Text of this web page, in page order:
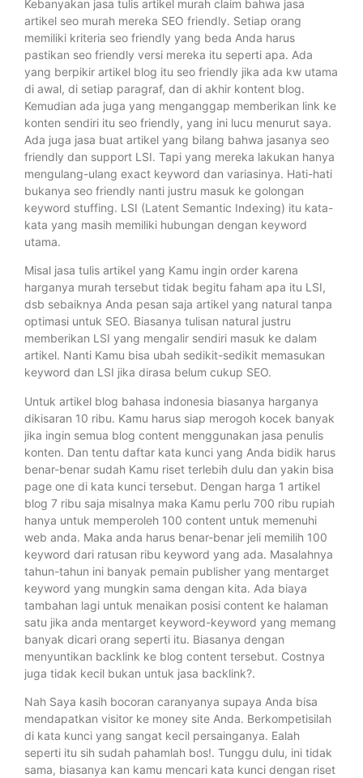
Kebanyakan jasa tulis artikel murah claim bahwa jasa
artikel seo murah mereka SEO friendly. Setiap orang
memiliki kriteria seo friendly yang beda Anda harus
pastikan seo friendly versi mereka itu seperti apa. Ada
yang berpikir artikel blog itu seo friendly jika ada kw utama
di awal, di setiap paragraf, dan di akhir kontent blog.
Kemudian ada juga yang menganggap memberikan link ke
konten sendiri itu seo friendly, yang ini lucu menurut saya.
Ada juga jasa buat artikel yang bilang bahwa jasanya seo
friendly dan support LSI. Tapi yang mereka lakukan hanya
mengulang-ulang exact keyword dan variasinya. Hati-hati
bukanya seo friendly nanti justru masuk ke golongan
keyword stuffing. LSI (Latent Semantic Indexing) itu kata-
kata yang masih memiliki hubungan dengan keyword
utama.
Misal jasa tulis artikel yang Kamu ingin order karena
harganya murah tersebut tidak begitu faham apa itu LSI,
dsb sebaiknya Anda pesan saja artikel yang natural tanpa
optimasi untuk SEO. Biasanya tulisan natural justru
memberikan LSI yang mengalir sendiri masuk ke dalam
artikel. Nanti Kamu bisa ubah sedikit-sedikit memasukan
keyword dan LSI jika dirasa belum cukup SEO.
Untuk artikel blog bahasa indonesia biasanya harganya
dikisaran 10 ribu. Kamu harus siap merogoh kocek banyak
jika ingin semua blog content menggunakan jasa penulis
konten. Dan tentu daftar kata kunci yang Anda bidik harus
benar-benar sudah Kamu riset terlebih dulu dan yakin bisa
page one di kata kunci tersebut. Dengan harga 1 artikel
blog 7 ribu saja misalnya maka Kamu perlu 700 ribu rupiah
hanya untuk memperoleh 100 content untuk memenuhi
web anda. Maka anda harus benar-benar jeli memilih 100
keyword dari ratusan ribu keyword yang ada. Masalahnya
tahun-tahun ini banyak pemain publisher yang mentarget
keyword yang mungkin sama dengan kita. Ada biaya
tambahan lagi untuk menaikan posisi content ke halaman
satu jika anda mentarget keyword-keyword yang memang
banyak dicari orang seperti itu. Biasanya dengan
menyuntikan backlink ke blog content tersebut. Costnya
juga tidak kecil bukan untuk jasa backlink?.
Nah Saya kasih bocoran caranyanya supaya Anda bisa
mendapatkan visitor ke money site Anda. Berkompetisilah
di kata kunci yang sangat kecil persainganya. Ealah
seperti itu sih sudah pahamlah bos!. Tunggu dulu, ini tidak
sama, biasanya kan kamu mencari kata kunci dengan riset